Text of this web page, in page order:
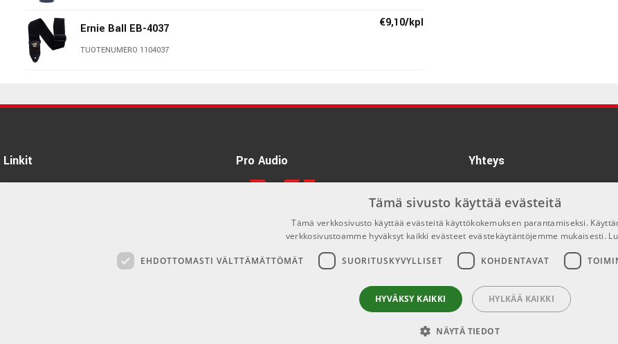
Ernie Ball EB-4037
TUOTENUMERO 1104037
€9,10/kpl
TUOTENUMERO 1181400
€45,50/kpl
AMP CR-10 3m Guitar Cable €8,00/kpl
Linkit
Tietoa Meistä
Pro Audio Yhteys
info@emnordic.fi
Tämä sivusto käyttää evästeitä
Tämä verkkosivusto käyttää evästeitä käyttökokemuksen parantamiseksi.
verkkosivustoamme hyväksyt kaikki evästeet evästekäytäntöjemme mukaisesti.
EHDOTTOMASTI VÄLTTÄMÄTTÖMÄT SUORITUSKYVYLLISET KOHDENTAVAT
HYVÄKSY KAIKKI HYLKÄÄ KAIKKI
NÄYTÄ TIEDOT